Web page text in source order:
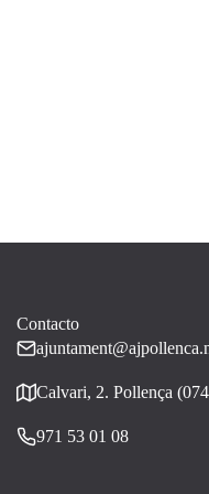
Contacto
Calvari, 2. Pollença
971 53 01 08